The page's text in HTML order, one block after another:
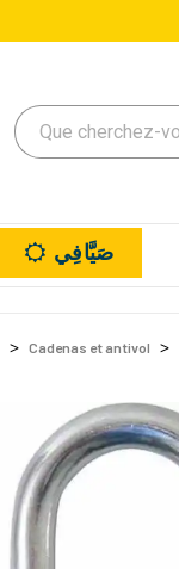
صَيَّافِي
Cadenas et antivol